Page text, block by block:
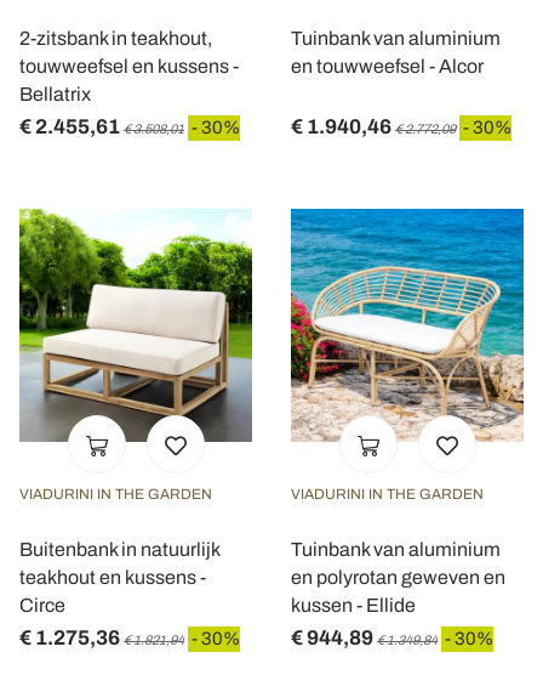
2-zitsbank in teakhout,
touwweefsel en kussens -
Bellatrix
€ 2.455,61 € 3.508,01 - 30%
Tuinbank van aluminium
en touwweefsel - Alcor
€ 1.940,46 € 2.772,09 - 30%
VIADURINI IN THE GARDEN
Buitenbank in natuurlijk
teakhout en kussens -
Circe
€ 1.275,36 € 1.821,94 - 30%
VIADURINI IN THE GARDEN
Tuinbank van aluminium
en polyrotan geweven en
kussen - Ellide
€ 944,89 € 1.349,84 - 30%